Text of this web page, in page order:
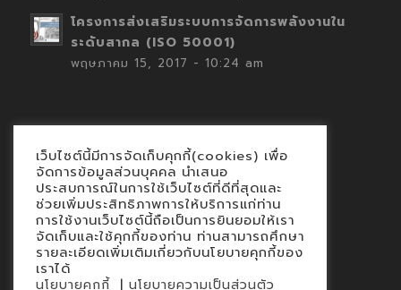
โครงการส่งเสริมระบบการจัดการพลังงานใน
ระดับสากล (ISO 50001)
พฤษภาคม 15, 2017 - 10:24 am
Contact
นโยบายคุกกี้
นโยบายข้อมูลส่วนบุคคล
เว็บไซต์นี้มีการจัดเก็บคุกกี้(cookies) เพื่อ
จัดการข้อมูลส่วนบุคคล นำเสนอ
ประสบการณ์ในการใช้เว็บไซต์ที่ดีที่สุดและ
ช่วยเพิ่มประสิทธิภาพการให้บริการแก่ท่าน
การใช้งานเว็บไซต์นี้ถือเป็นการยินยอมให้เรา
จัดเก็บและใช้คุกกี้ของท่าน ท่านสามารถศึกษา
รายละเอียดเพิ่มเติมเกี่ยวกับนโยบายคุกกี้ของ
เราได้
นโยบายคุกกี้ | นโยบายความเป็นส่วนตัว